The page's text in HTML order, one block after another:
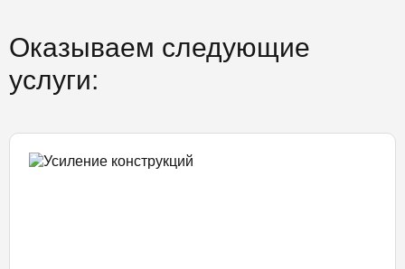
Оказываем следующие
услуги: